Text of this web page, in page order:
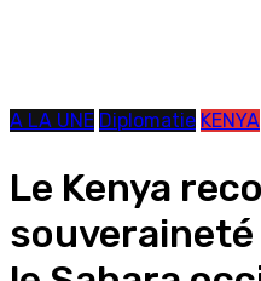
A LA UNE Diplomatie KENYA
Le Kenya